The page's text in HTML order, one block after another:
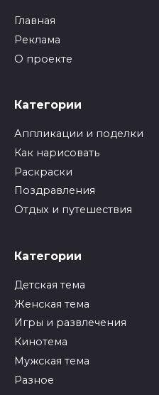
Главная
Реклама
О проекте
Категории
Аппликации и поделки
Как нарисовать
Раскраски
Поздравления
Отдых и путешествия
Категории
Детская тема
Женская тема
Игры и развлечения
Кинотема
Мужская тема
Разное